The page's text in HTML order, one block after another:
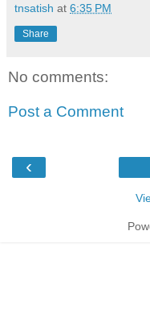
tnsatish at 6:35 PM
Share
No comments:
Post a Comment
‹